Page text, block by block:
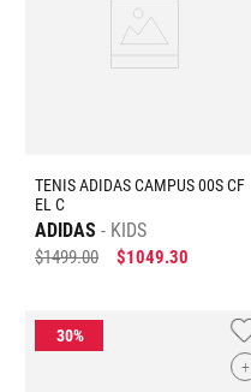
TENIS ADIDAS CAMPUS 00S CF
EL C
ADIDAS KIDS
$1499.00 $1049.30
+